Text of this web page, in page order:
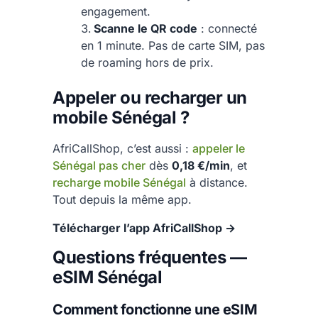
engagement.
Scanne le QR code : connecté
en 1 minute. Pas de carte SIM, pas
de roaming hors de prix.
Appeler ou recharger un
mobile Sénégal ?
AfriCallShop, c’est aussi : appeler le
Sénégal pas cher dès 0,18 €/min, et
recharge mobile Sénégal à distance.
Tout depuis la même app.
Télécharger l’app AfriCallShop →
Questions fréquentes —
eSIM Sénégal
Comment fonctionne une eSIM